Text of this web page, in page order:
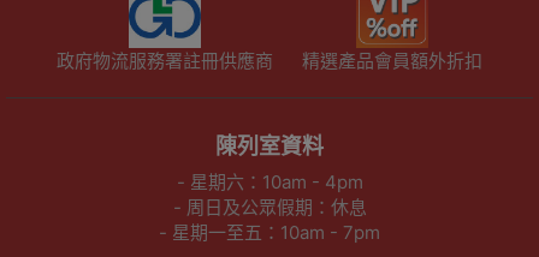
政府物流服務署註冊供應商 精選產品會員額外折扣
陳列室資料
- 星期六：10am - 4pm
- 周日及公眾假期：休息
- 星期一至五：10am - 7pm